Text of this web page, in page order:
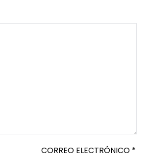
CORREO ELECTRÓNICO *